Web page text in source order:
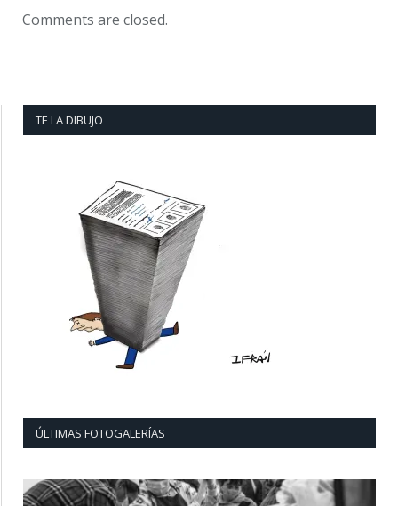
Comments are closed.
TE LA DIBUJO
ÚLTIMAS FOTOGALERÍAS